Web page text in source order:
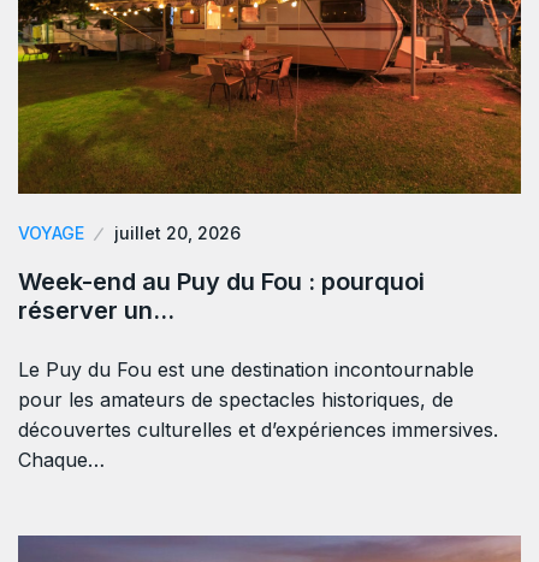
VOYAGE juillet 20, 2026
Week-end au Puy du Fou : pourquoi
réserver un…
Le Puy du Fou est une destination incontournable
pour les amateurs de spectacles historiques, de
découvertes culturelles et d’expériences immersives.
Chaque…